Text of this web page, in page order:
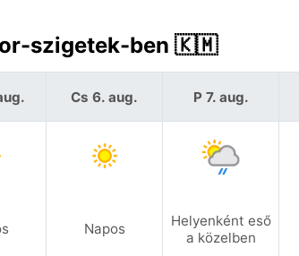
szigetek-ben 🇰🇲
Cs 6. aug.
Napos
P 7. aug.
Helyenként eső
a közelben